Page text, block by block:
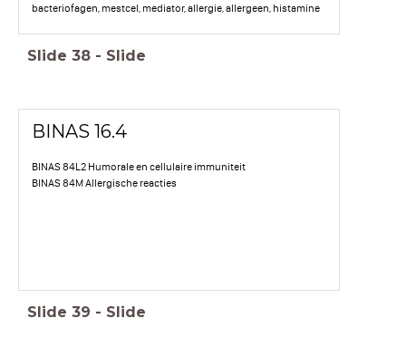
bacteriofagen, mestcel, mediator, allergie, allergeen, histamine
Slide 38 - Slide
BINAS 16.4
BINAS 84L2 Humorale en cellulaire immuniteit
BINAS 84M Allergische reacties
Slide 39 - Slide